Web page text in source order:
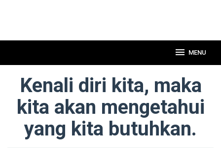
MENU
Kenali diri kita, maka
kita akan mengetahui
yang kita butuhkan.